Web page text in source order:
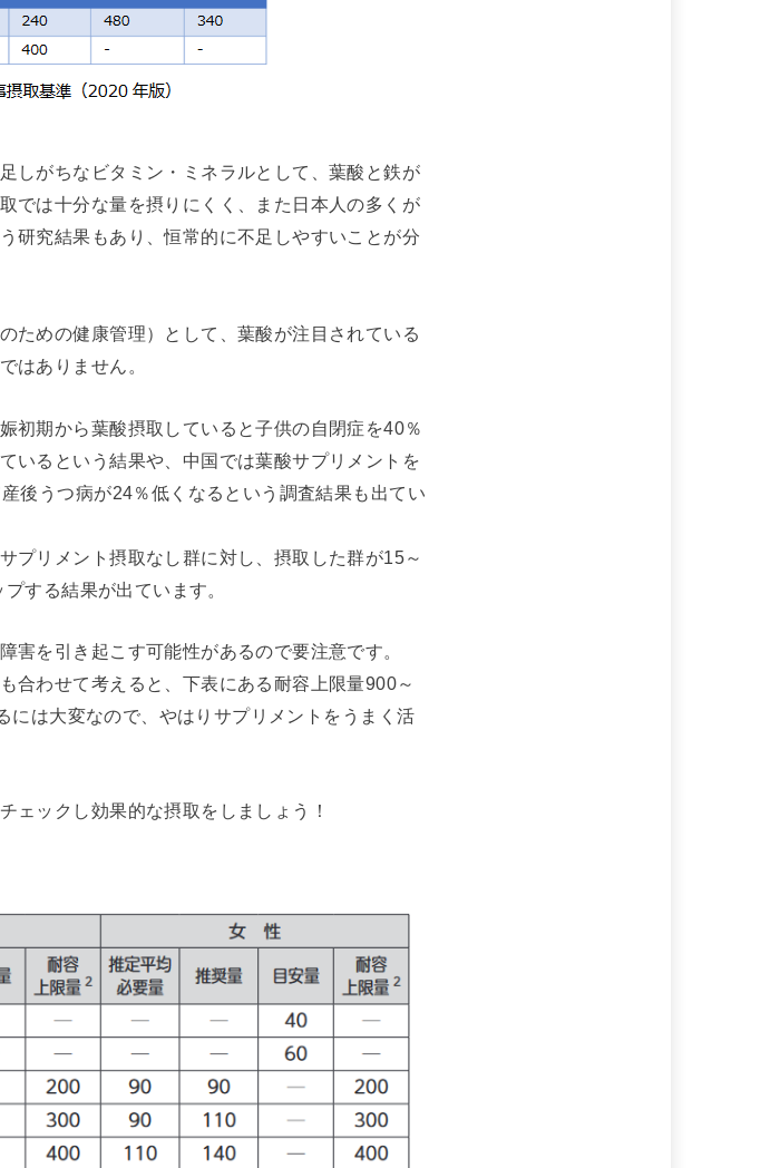
しがちなビタミン・ミネラルとして、葉酸と鉄が
では十分な量を摂りにくく、また日本人の多くが
研究結果もあり、恒常的に不足しやすいことが分
ための健康管理）として、葉酸が注目されている
はありません。
初期から葉酸摂取していると子供の自閉症を40％
いるという結果や、中国では葉酸サプリメントを
後うつ病が24％低くなるという調査結果も出てい
プリメント摂取なし群に対し、摂取した群が15～
する結果が出ています。
害を引き起こす可能性があるので要注意です。
合わせて考えると、下表にある耐容上限量900～
は大変なので、やはりサプリメントをうまく活
ェックし効果的な摂取をしましょう！